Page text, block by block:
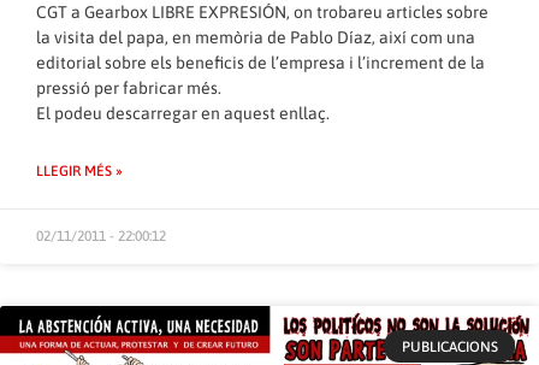
CGT a Gearbox LIBRE EXPRESIÓN, on trobareu articles sobre
la visita del papa, en memòria de Pablo Díaz, així com una
editorial sobre els beneficis de l’empresa i l’increment de la
pressió per fabricar més.
El podeu descarregar en aquest enllaç.
LLEGIR MÉS »
02/11/2011 - 22:00:12
PUBLICACIONS